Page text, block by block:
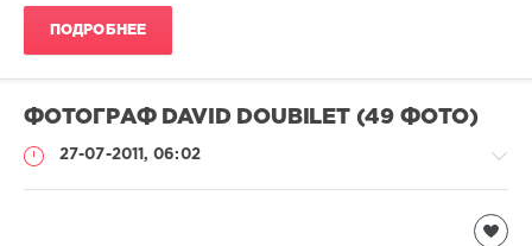
ПОДРОБНЕЕ
ФОТОГРАФ DAVID DOUBILET (49 ФОТО)
27-07-2011, 06:02